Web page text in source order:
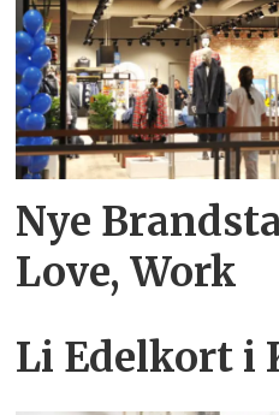
Nye
Love, Work
Li Edelkort i